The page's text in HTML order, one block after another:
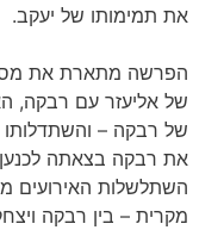
את תמימותו של יעקב.
הפרשה מתארת את
של אליעזר עם רבקה,
של רבקה –
את רבקה בצאתה
השתלשלות האירועים
מקרית – בין רבקה